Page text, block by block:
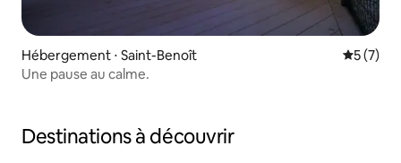
Hébergement ⋅ Saint-Benoît
5 (7)
Une pause au calme.
Destinations à découvrir